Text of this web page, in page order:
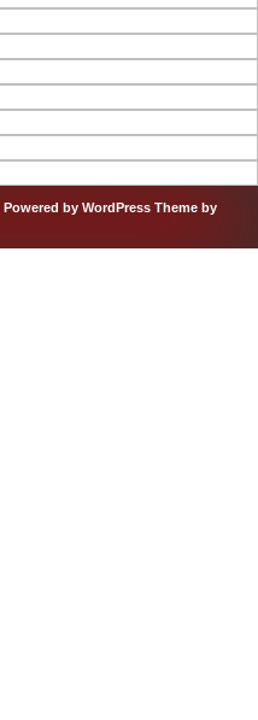
Powered by WordPress Theme by